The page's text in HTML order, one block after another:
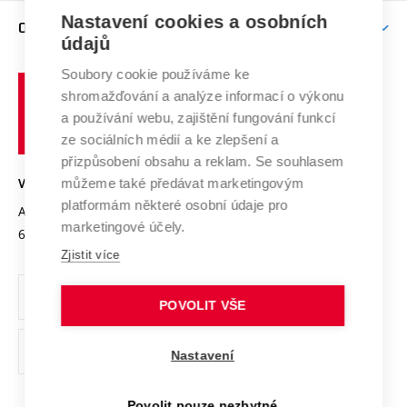
E-přihláška
Doktorské studium
Podpora podnikání
Mezinárodní vědecká rada
Systém zajišťování kvality výzkumu
Výzkumné infrastruktury
Transfer znalostí
Open Science
Projekty
Projekty ze strukturálních fondů
Specifický výzkum
Firemní spolupráce
Zahraniční spolupráce
Spolupráce se školami
Mezinárodní dohody
Univerzitní sítě
O UNIVERZITĚ
Profil univerzity
Udržitelná univerzita
Podnikavá univerzita / ContriBUTe
Bezpečná univerzita
Vyznamenání
Organizační struktura
Ochrana osobních údajů
odkaz)
učení
technické
Brně
VYSOKÉ UČENÍ TECHNICKÉ V BRNĚ
Antonínská 548/1
602 00 Brno
www.vut.cz
vut@vutbr.cz
Nastavení cookies a osobních
údajů
Soubory cookie používáme ke
shromažďování a analýze informací o výkonu
a používání webu, zajištění fungování funkcí
ze sociálních médií a ke zlepšení a
přizpůsobení obsahu a reklam. Se souhlasem
můžeme také předávat marketingovým
platformám některé osobní údaje pro
marketingové účely.
Zjistit více
POVOLIT VŠE
Nastavení